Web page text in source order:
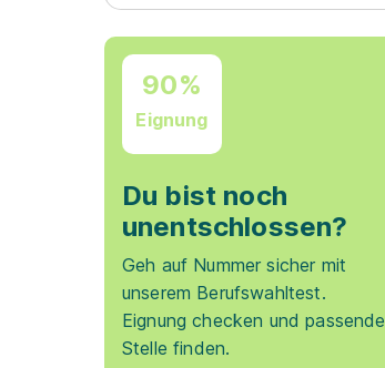
90%
Eignung
Du bist noch
unentschlossen?
Geh auf Nummer sicher mit
unserem Berufswahltest.
Eignung checken und passende
Stelle finden.